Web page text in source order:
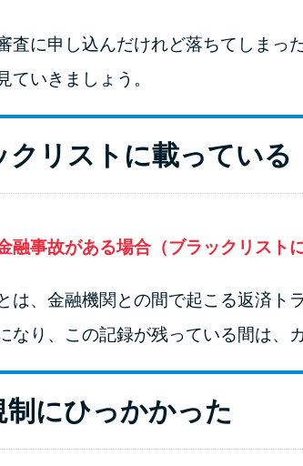
査に申し込んだけれど落ちてしまっ
ていきましょう。
クリストに載っている
融事故がある場合（ブラックリスト
は、金融機関との間で起こる返済ト
なり、この記録が残っている間は、
制にひっかかった